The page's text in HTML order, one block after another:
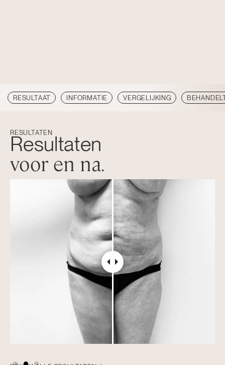
RESULTAAT INFORMATIE VERGELIJKING
RESULTATEN
Resultaten
voor en na.